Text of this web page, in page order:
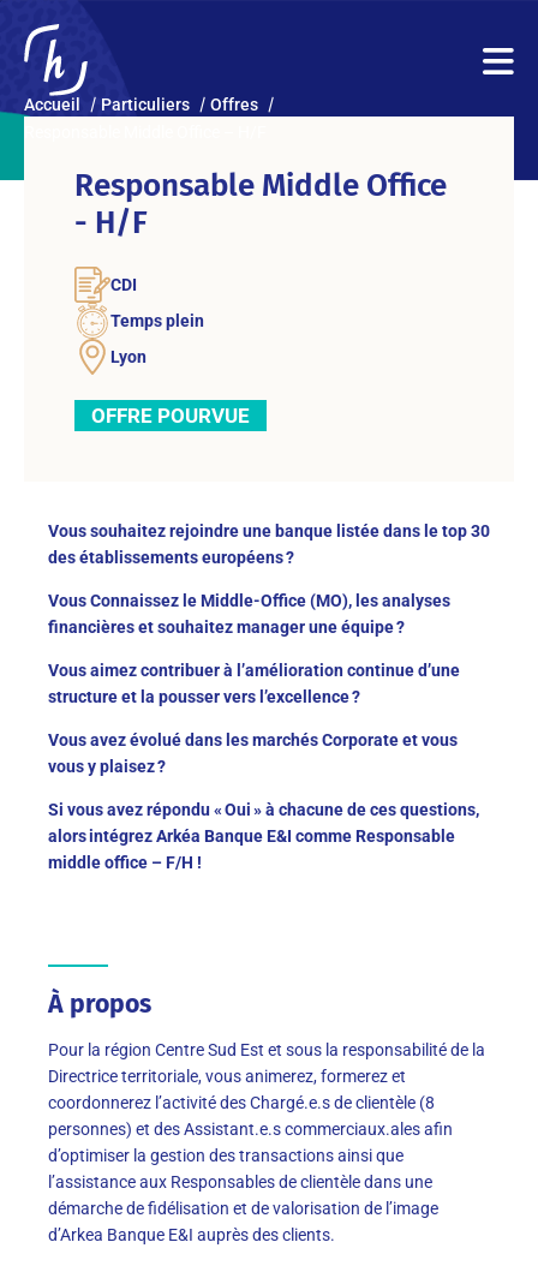
Accueil Particuliers
Offres
Responsable Middle Office
- H/F
CDI
Temps plein
Lyon
OFFRE POURVUE
Vous souhaitez rejoindre une banque listée dans le top 30
des établissements européens ?
Vous Connaissez le Middle-Office (MO), les analyses
financières et souhaitez manager une équipe ?
Vous aimez contribuer à l’amélioration continue d’une
structure et la pousser vers l’excellence ?
Vous avez évolué dans les marchés Corporate et vous
vous y plaisez ?
Si vous avez répondu « Oui » à chacune de ces questions,
alors intégrez Arkéa Banque E&I comme Responsable
middle office – F/H !
À propos
Pour la région Centre Sud Est et sous la responsabilité de la
Directrice territoriale, vous animerez, formerez et
coordonnerez l’activité des Chargé.e.s de clientèle (8
personnes) et des Assistant.e.s commerciaux.ales afin
d’optimiser la gestion des transactions ainsi que
l’assistance aux Responsables de clientèle dans une
démarche de fidélisation et de valorisation de l’image
d’Arkea Banque E&I auprès des clients.